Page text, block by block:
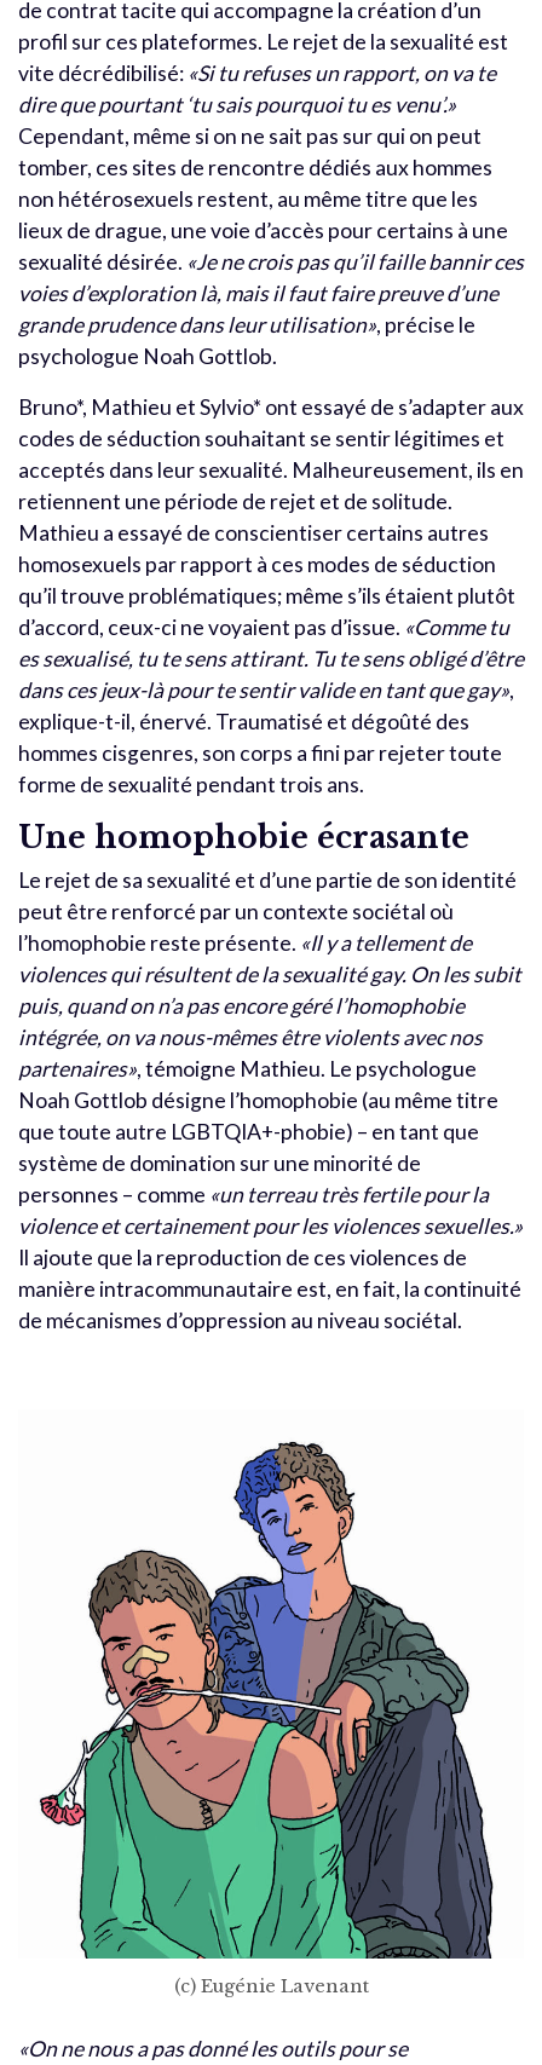
de contrat tacite qui accompagne la création d’un
profil sur ces plateformes. Le rejet de la sexualité est
vite décrédibilisé: «Si tu refuses un rapport, on va te
dire que pourtant ‘tu sais pourquoi tu es venu’.»
Cependant, même si on ne sait pas sur qui on peut
tomber, ces sites de rencontre dédiés aux hommes
non hétérosexuels restent, au même titre que les
lieux de drague, une voie d’accès pour certains à une
sexualité désirée. «Je ne crois pas qu’il faille bannir ces
voies d’exploration là, mais il faut faire preuve d’une
grande prudence dans leur utilisation», précise le
psychologue Noah Gottlob.
Bruno*, Mathieu et Sylvio* ont essayé de s’adapter aux
codes de séduction souhaitant se sentir légitimes et
acceptés dans leur sexualité. Malheureusement, ils en
retiennent une période de rejet et de solitude.
Mathieu a essayé de conscientiser certains autres
homosexuels par rapport à ces modes de séduction
qu’il trouve problématiques; même s’ils étaient plutôt
d’accord, ceux-ci ne voyaient pas d’issue. «Comme tu
es sexualisé, tu te sens attirant. Tu te sens obligé d’être
dans ces jeux-là pour te sentir valide en tant que gay»,
explique-t-il, énervé. Traumatisé et dégoûté des
hommes cisgenres, son corps a fini par rejeter toute
forme de sexualité pendant trois ans.
Une homophobie écrasante
Le rejet de sa sexualité et d’une partie de son identité
peut être renforcé par un contexte sociétal où
l’homophobie reste présente. «Il y a tellement de
violences qui résultent de la sexualité gay. On les subit
puis, quand on n’a pas encore géré l’homophobie
intégrée, on va nous-mêmes être violents avec nos
partenaires», témoigne Mathieu. Le psychologue
Noah Gottlob désigne l’homophobie (au même titre
que toute autre LGBTQIA+-phobie) – en tant que
système de domination sur une minorité de
personnes – comme «un terreau très fertile pour la
violence et certainement pour les violences sexuelles.»
Il ajoute que la reproduction de ces violences de
manière intracommunautaire est, en fait, la continuité
de mécanismes d’oppression au niveau sociétal.
(c) Eugénie Lavenant
«On ne nous a pas donné les outils pour se